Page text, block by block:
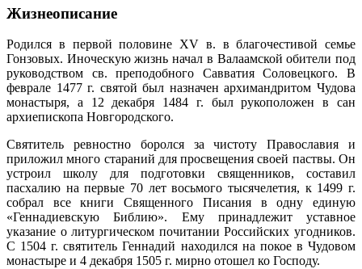
Жизнеописание
Родился в первой половине XV в. в благочестивой семье
Гонзовых. Иноческую жизнь начал в Валаамской обители под
руководством св. преподобного Савватия Соловецкого. В
феврале 1477 г. святой был назначен архимандритом Чудова
монастыря, а 12 декабря 1484 г. был рукоположен в сан
архиепископа Новгородского.
Святитель ревностно боролся за чистоту Православия и
приложил много стараний для просвещения своей паствы. Он
устроил школу для подготовки священников, составил
пасхалию на первые 70 лет восьмого тысячелетия, к 1499 г.
собрал все книги Священного Писания в одну единую
«Геннадиевскую Библию». Ему принадлежит уставное
указание о литургическом почитании Российских угодников.
С 1504 г. святитель Геннадий находился на покое в Чудовом
монастыре и 4 декабря 1505 г. мирно отошел ко Господу.